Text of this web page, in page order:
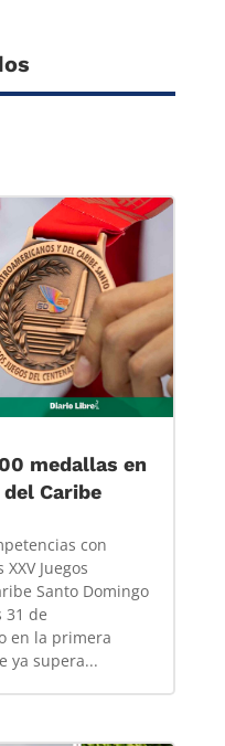
medallas en
Caribe
con
Juegos
Santo Domingo
31 de
en la primera
ya supera...